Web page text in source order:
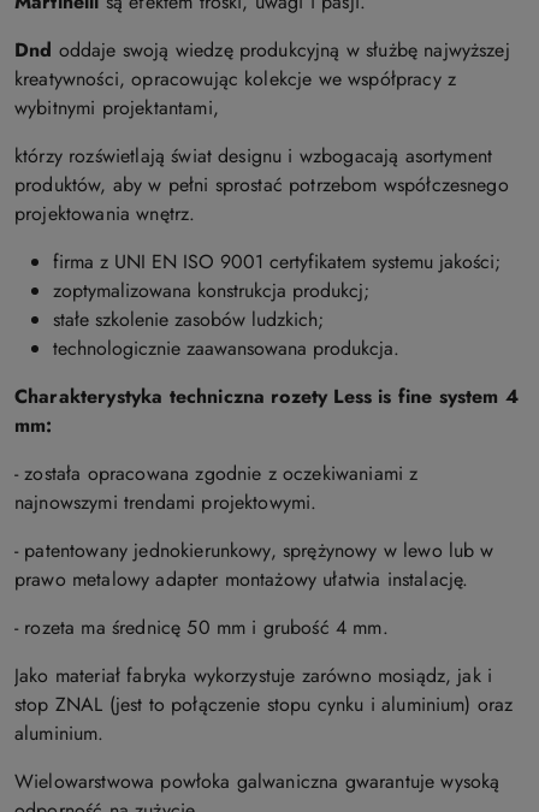
Dnd oddaje swoją wiedzę produkcyjną w służbę najwyższej
kreatywności, opracowując kolekcje we współpracy z
wybitnymi projektantami,
którzy rozświetlają świat designu i wzbogacają asortyment
produktów, aby w pełni sprostać potrzebom współczesnego
projektowania wnętrz.
firma z UNI EN ISO 9001 certyfikatem systemu jakości;
zoptymalizowana konstrukcja produkcj;
stałe szkolenie zasobów ludzkich;
technologicznie zaawansowana produkcja.
Charakterystyka techniczna rozety Less is fine system 4
mm:
- została opracowana zgodnie z oczekiwaniami z
najnowszymi trendami projektowymi.
- patentowany jednokierunkowy, sprężynowy w lewo lub w
prawo metalowy adapter montażowy ułatwia instalację.
- rozeta ma średnicę 50 mm i grubość 4 mm.
Jako materiał fabryka wykorzystuje zarówno mosiądz, jak i
stop ZNAL (jest to połączenie stopu cynku i aluminium) oraz
aluminium.
Wielowarstwowa powłoka galwaniczna gwarantuje wysoką